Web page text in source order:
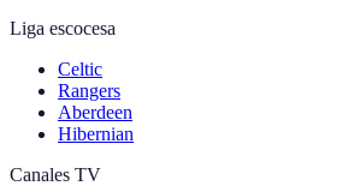
Liga escocesa
Celtic
Rangers
Aberdeen
Hibernian
Canales TV